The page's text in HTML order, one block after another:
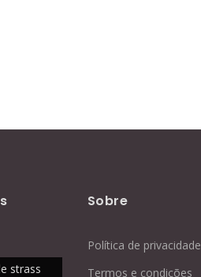
strass
Sobre
Política de privacidade
Termos e condições